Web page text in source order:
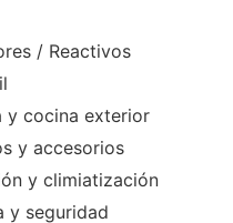
/ Reactivos
y cocina exterior
y accesorios
y climiatización
y seguridad